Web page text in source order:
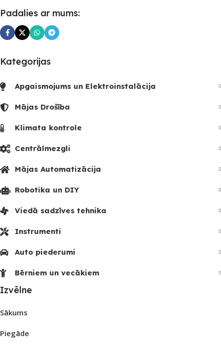
Padalies ar mums:
Kategorijas
Apgaismojums un Elektroinstalācija
Mājas Drošība
Klimata kontrole
Centrālmezgli
Mājas Automatizācija
Robotika un DIY
Viedā sadzīves tehnika
Instrumenti
Auto piederumi
Bērniem un vecākiem
Izvēlne
Sākums
Piegāde